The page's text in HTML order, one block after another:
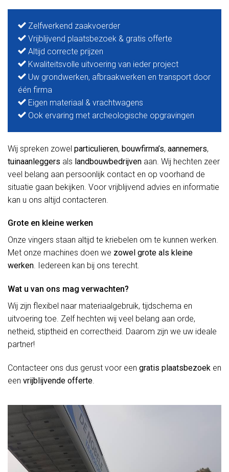
Zelfwerkend zaakvoerder
Vrijblijvend plaatsbezoek & gratis offerte
Altijd correcte prijzen
Kwaliteitsvolle uitvoering van ieder project
Uw grondwerken, afbraakwerken en transport door
één firma
Eigen materiaal & vrachtwagens
Ook ervaring met archeologische opgravingen
Wij spreken zowel particulieren, bouwfirma’s, aannemers,
tuinaanleggers als landbouwbedrijven aan. Wij hechten zeer
veel belang aan persoonlijk contact en op voorhand de
situatie gaan bekijken. Voor vrijblijvend advies en informatie
kan u ons altijd contacteren.
Grote en kleine werken
Onze vingers staan altijd te kriebelen om te kunnen werken.
Met onze machines doen we zowel grote als kleine
werken. Iedereen kan bij ons terecht.
Wat u van ons mag verwachten?
Wij zijn flexibel naar materiaalgebruik, tijdschema en
uitvoering toe. Zelf hechten wij veel belang aan orde,
netheid, stiptheid en correctheid. Daarom zijn we uw ideale
partner!
Contacteer ons dus gerust voor een gratis plaatsbezoek en
een vrijblijvende offerte.